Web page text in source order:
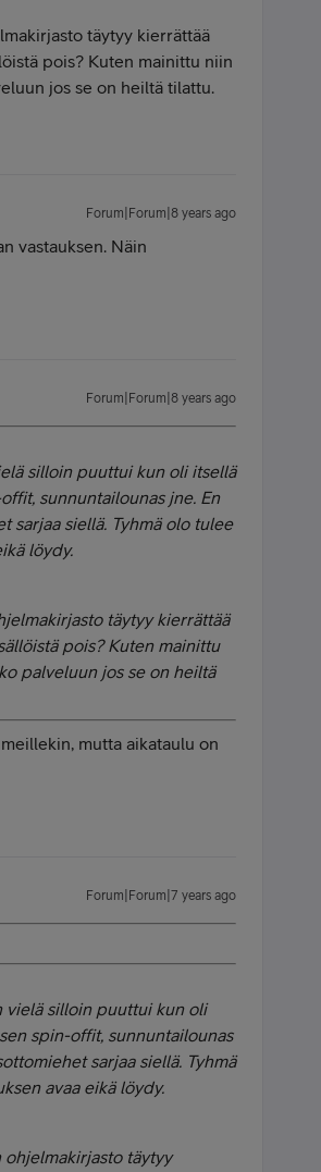
täytyy kierrättää
pois? Kuten mainittu niin
jos se on heiltä tilattu.
Forum|Forum|8 years ago
vastauksen. Näin
Forum|Forum|8 years ago
silloin puuttui kun oli itsellä
sunnuntailounas jne. En
sarjaa siellä. Tyhmä olo tulee
löydy.
täytyy kierrättää
pois? Kuten mainittu
palveluun jos se on heiltä
mutta aikataulu on
Forum|Forum|7 years ago
vielä silloin puuttui kun oli
spin-offit, sunnuntailounas
sarjaa siellä. Tyhmä
avaa eikä löydy.
ohjelmakirjasto täytyy